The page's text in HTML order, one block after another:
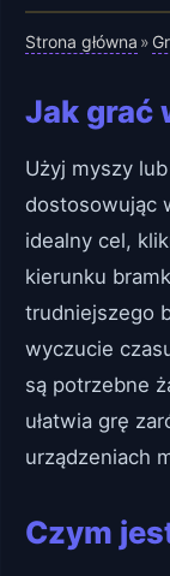
Strona główna »
Jak grać
Użyj myszy
dostosowując
idealny cel,
kierunku
trudniejszego
wyczucie
są potrzebne
ułatwia grę
urządzeniach
Czym